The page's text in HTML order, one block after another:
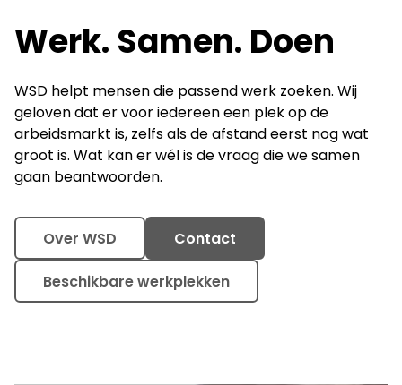
Werk. Samen. Doen
WSD helpt mensen die passend werk zoeken. Wij
geloven dat er voor iedereen een plek op de
arbeidsmarkt is, zelfs als de afstand eerst nog wat
groot is. Wat kan er wél is de vraag die we samen
gaan beantwoorden.
Over WSD Contact
Beschikbare werkplekken